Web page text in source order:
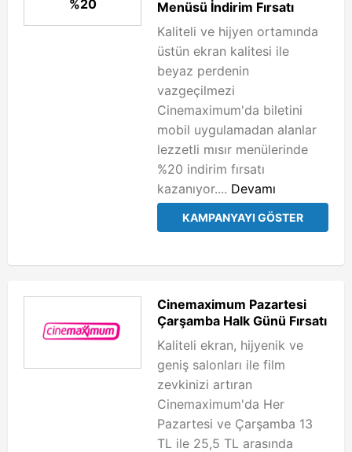
%20
Menüsü İndirim Fırsatı
Kaliteli ve hijyen ortamında
üstün ekran kalitesi ile
beyaz perdenin
vazgeçilmezi
Cinemaximum'da biletini
mobil uygulamadan alanlar
lezzetli mısır menülerinde
%20 indirim fırsatı
kazanıyor.... Devamı
KAMPANYAYI GÖSTER
Cinemaximum Pazartesi
Çarşamba Halk Günü Fırsatı
Kaliteli ekran, hijyenik ve
geniş salonları ile film
zevkinizi artıran
Cinemaximum'da Her
Pazartesi ve Çarşamba 13
TL ile 25,5 TL arasında